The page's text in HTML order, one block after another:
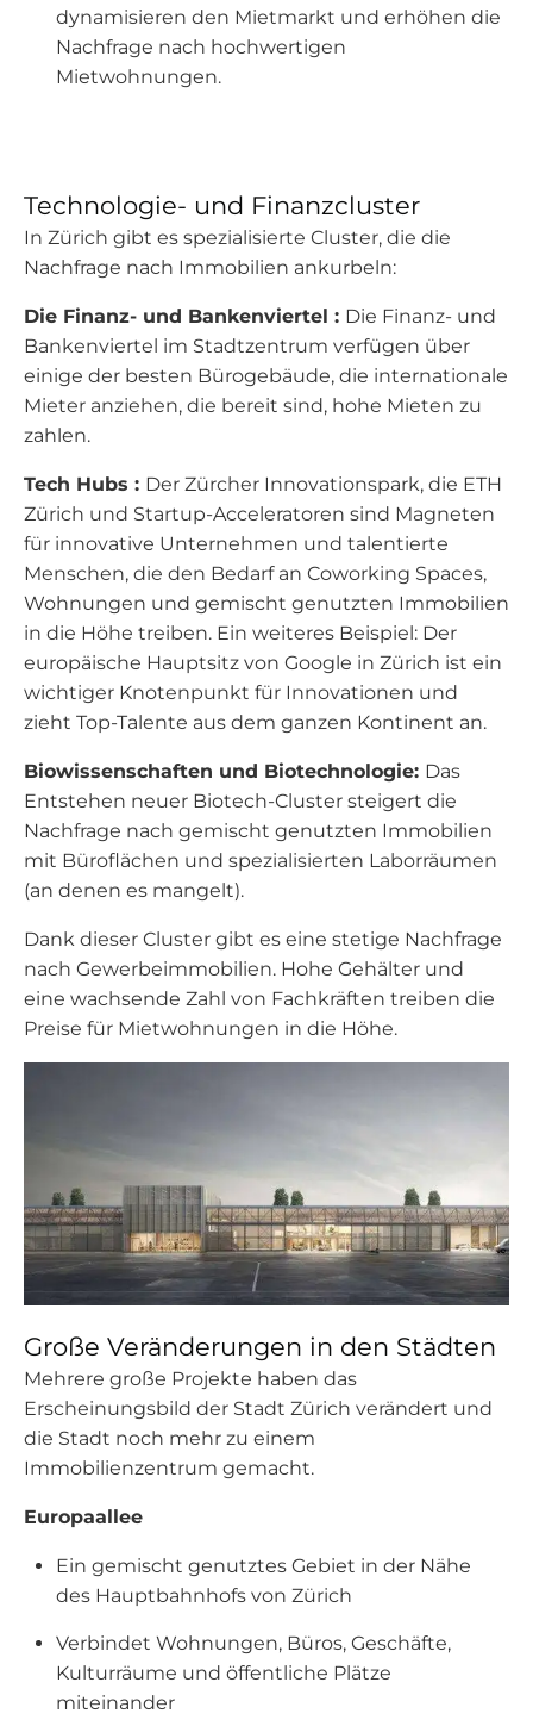
dynamisieren den Mietmarkt und erhöhen die
Nachfrage nach hochwertigen
Mietwohnungen.
Technologie- und Finanzcluster
In Zürich gibt es spezialisierte Cluster, die die
Nachfrage nach Immobilien ankurbeln:
Die Finanz- und Bankenviertel : Die Finanz- und
Bankenviertel im Stadtzentrum verfügen über
einige der besten Bürogebäude, die internationale
Mieter anziehen, die bereit sind, hohe Mieten zu
zahlen.
Tech Hubs : Der Zürcher Innovationspark, die ETH
Zürich und Startup-Acceleratoren sind Magneten
für innovative Unternehmen und talentierte
Menschen, die den Bedarf an Coworking Spaces,
Wohnungen und gemischt genutzten Immobilien
in die Höhe treiben. Ein weiteres Beispiel: Der
europäische Hauptsitz von Google in Zürich ist ein
wichtiger Knotenpunkt für Innovationen und
zieht Top-Talente aus dem ganzen Kontinent an.
Biowissenschaften und Biotechnologie: Das
Entstehen neuer Biotech-Cluster steigert die
Nachfrage nach gemischt genutzten Immobilien
mit Büroflächen und spezialisierten Laborräumen
(an denen es mangelt).
Dank dieser Cluster gibt es eine stetige Nachfrage
nach Gewerbeimmobilien. Hohe Gehälter und
eine wachsende Zahl von Fachkräften treiben die
Preise für Mietwohnungen in die Höhe.
Große Veränderungen in den Städten
Mehrere große Projekte haben das
Erscheinungsbild der Stadt Zürich verändert und
die Stadt noch mehr zu einem
Immobilienzentrum gemacht.
Europaallee
Ein gemischt genutztes Gebiet in der Nähe
des Hauptbahnhofs von Zürich
Verbindet Wohnungen, Büros, Geschäfte,
Kulturräume und öffentliche Plätze
miteinander